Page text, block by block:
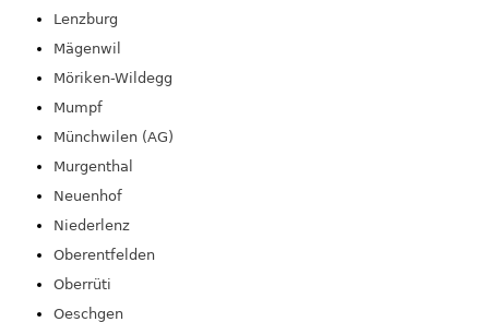
Lenzburg
Mägenwil
Möriken-Wildegg
Mumpf
Münchwilen (AG)
Murgenthal
Neuenhof
Niederlenz
Oberentfelden
Oberrüti
Oeschgen